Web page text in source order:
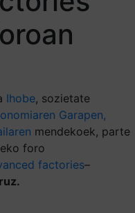
Ihobe, sozietate
Garapen,
mendekoek, parte
foro
factories–